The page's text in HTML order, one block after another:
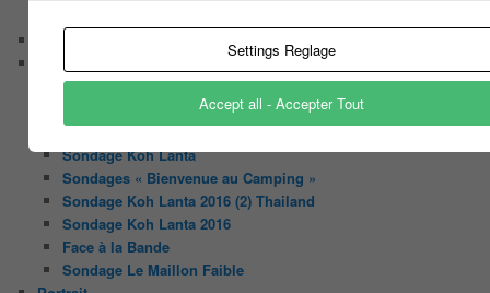
Sondage Koh Lanta 2018 Le combat des héros
Sondage Koh Lanta Fidji 2017
Sondage Koh Lanta Cambodge 2017
Sondage Koh Lanta
Sondages « Bienvenue au Camping »
Sondage Koh Lanta 2016 (2) Thailand
Sondage Koh Lanta 2016
Face à la Bande
Sondage Le Maillon Faible
Settings Reglage
Accept all - Accepter Tout